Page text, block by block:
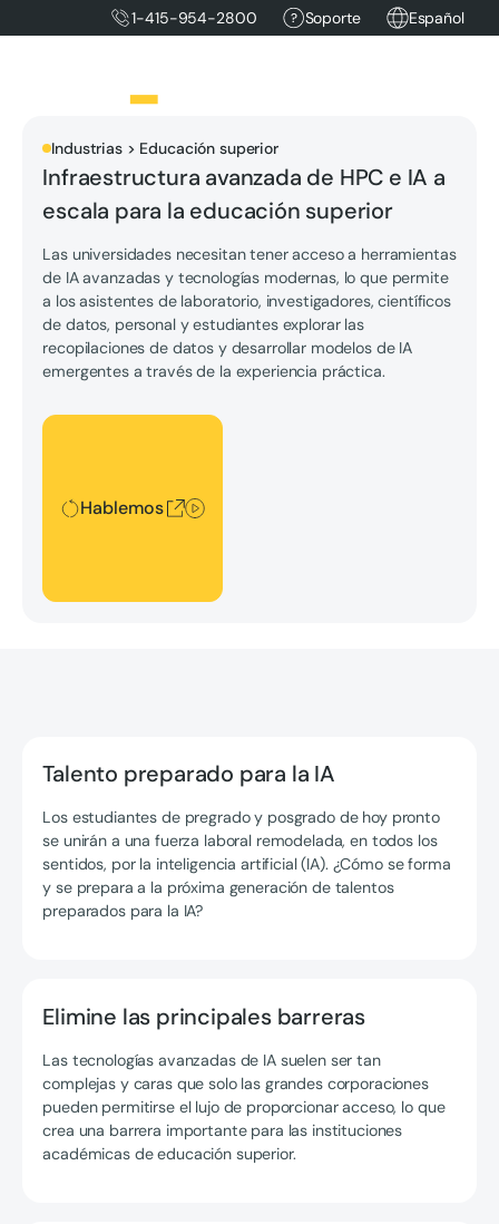
1-415-954-2800 Soporte Español
Industrias > Educación superior
Infraestructura avanzada de HPC e IA a
escala para la educación superior
Las universidades necesitan tener acceso a herramientas
de IA avanzadas y tecnologías modernas, lo que permite
a los asistentes de laboratorio, investigadores, científicos
de datos, personal y estudiantes explorar las
recopilaciones de datos y desarrollar modelos de IA
emergentes a través de la experiencia práctica.
Hablemos
Hablemos
Talento preparado para la IA
Los estudiantes de pregrado y posgrado de hoy pronto
se unirán a una fuerza laboral remodelada, en todos los
sentidos, por la inteligencia artificial (IA). ¿Cómo se forma
y se prepara a la próxima generación de talentos
preparados para la IA?
Elimine las principales barreras
Las tecnologías avanzadas de IA suelen ser tan
complejas y caras que solo las grandes corporaciones
pueden permitirse el lujo de proporcionar acceso, lo que
crea una barrera importante para las instituciones
académicas de educación superior.